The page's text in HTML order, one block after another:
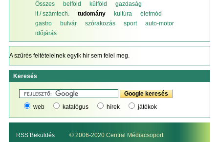
Összes
belföld külföld
gazdaság
it / számtech.
tudomány kultúra
életmód
gastro
bulvár szórakozás sport
auto-motor
időjárás
A szűrés feltételeinek egyik hír sem felel meg.
Keresés
web katalógus hírek játékok
RSS Beküldés © 2006-2020 Central Médiacsoport